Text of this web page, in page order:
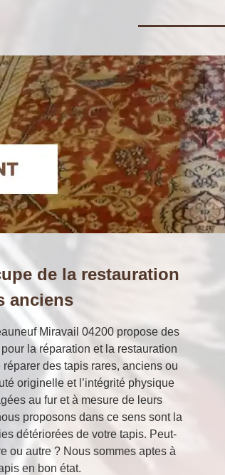
de la restauration
anciens
Miravail 04200 propose des
la réparation et la restauration
des tapis rares, anciens ou
originelle et l’intégrité physique
au fur et à mesure de leurs
proposons dans ce sens sont la
détériorées de votre tapis. Peut-
ou autre ? Nous sommes aptes à
en bon état.